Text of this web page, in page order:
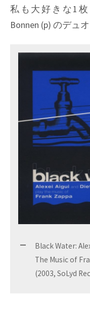
&
Funk
Story,
私も大好きな1枚
Bonnen (p) のデュオ
Black Water:
The Music of
(2003, SoLyd